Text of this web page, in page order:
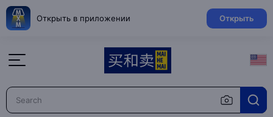
Открыть в приложении Открыть